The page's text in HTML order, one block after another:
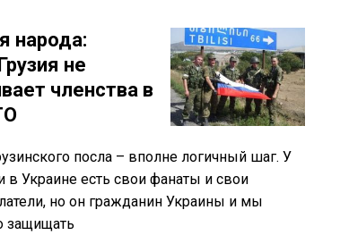
народа:
не
членства в
посла – вполне логичный шаг. У
в Украине есть свои фанаты и свои
но он гражданин Украины и мы
защищать